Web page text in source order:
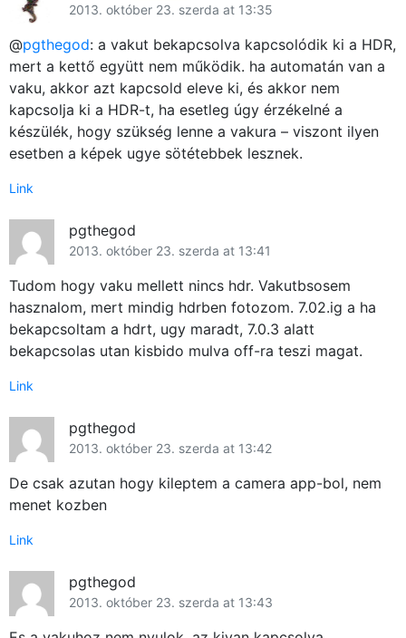
2013. október 23. szerda at 13:35
@pgthegod: a vakut bekapcsolva kapcsolódik ki a HDR,
mert a kettő együtt nem működik. ha automatán van a
vaku, akkor azt kapcsold eleve ki, és akkor nem
kapcsolja ki a HDR-t, ha esetleg úgy érzékelné a
készülék, hogy szükség lenne a vakura – viszont ilyen
esetben a képek ugye sötétebbek lesznek.
Link
pgthegod
2013. október 23. szerda at 13:41
Tudom hogy vaku mellett nincs hdr. Vakutbsosem
hasznalom, mert mindig hdrben fotozom. 7.02.ig a ha
bekapcsoltam a hdrt, ugy maradt, 7.0.3 alatt
bekapcsolas utan kisbido mulva off-ra teszi magat.
Link
pgthegod
2013. október 23. szerda at 13:42
De csak azutan hogy kileptem a camera app-bol, nem
menet kozben
Link
pgthegod
2013. október 23. szerda at 13:43